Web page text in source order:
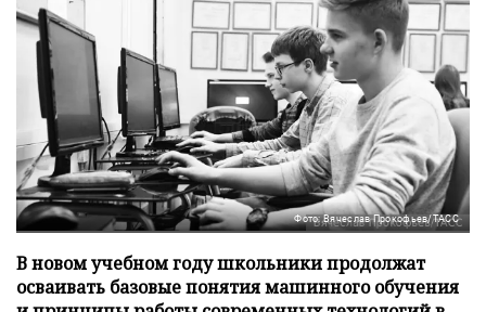
Фото: Вячеслав Прокофьев/ТАСС
В новом учебном году школьники продолжат
осваивать базовые понятия машинного обучения